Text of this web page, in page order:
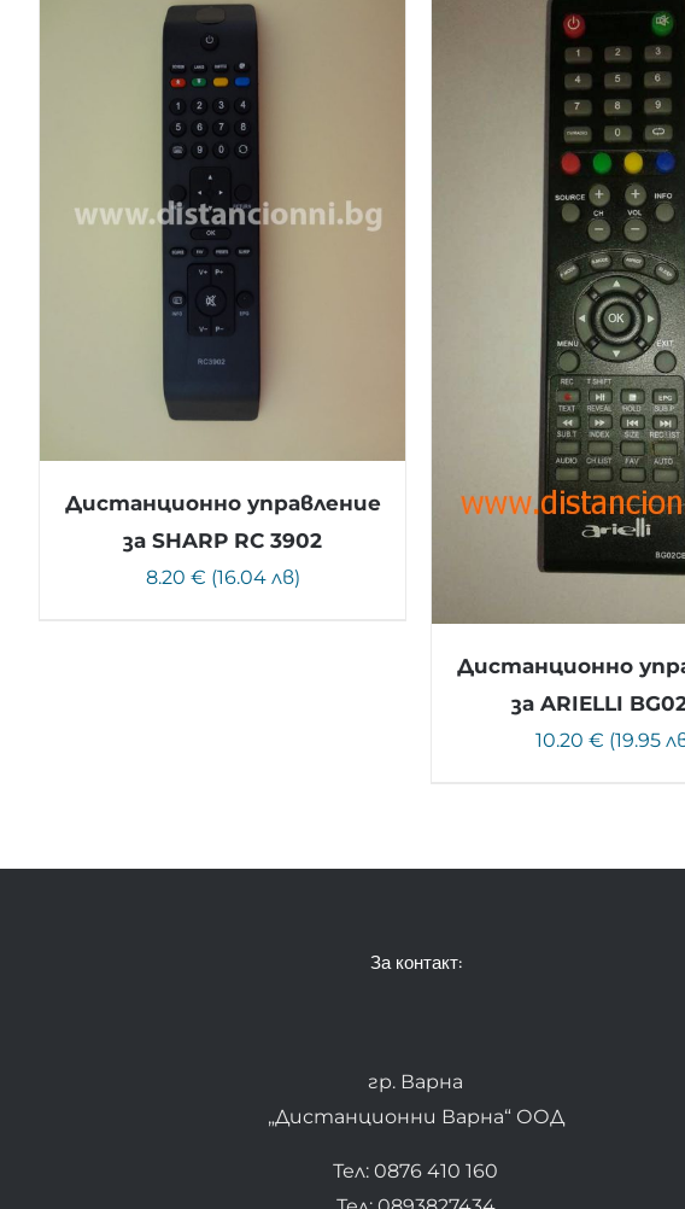
Дистанционно управление
за SHARP RC 3902
8.20 € (16.04 лв)
Дистанционно
за ARIELLI
10.20 € (19.95
За контакт:
гр. Варна
„Дистанционни Варна“ ООД
Тел: 0876 410 160